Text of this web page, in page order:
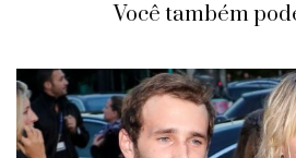
Você também